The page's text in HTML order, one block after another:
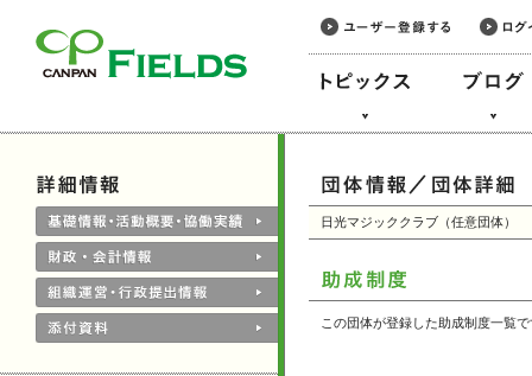
日光マジッククラブ（任意団体）
この団体が登録した助成制度一覧